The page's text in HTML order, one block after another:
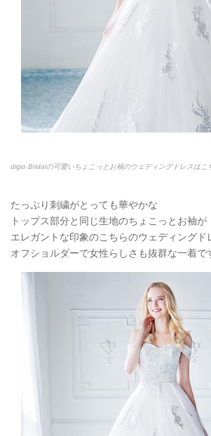
digio Bridalの可愛いちょこっとお袖のウェディングドレスはこ
たっぷり刺繍がとっても華やかな
トップス部分と同じ生地のちょこっとお袖が
エレガントな印象のこちらのウェディング
オフショルダーで女性らしさも抜群な一着で